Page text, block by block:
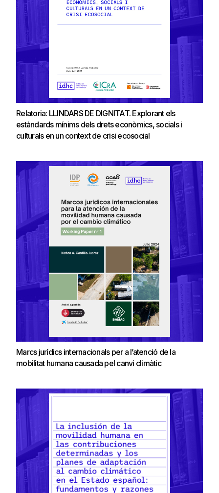
Relatoria: LLINDARS DE DIGNITAT. Explorant els
estàndards mínims dels drets econòmics, socials i
culturals en un context de crisi ecosocial
Marcs jurídics internacionals per a l’atenció de la
mobilitat humana causada pel canvi climàtic